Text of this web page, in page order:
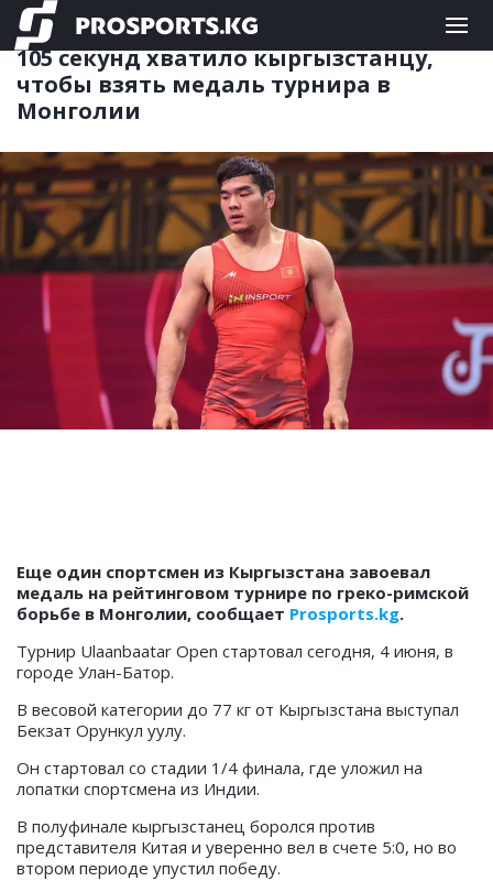
ЕДИНОБОРСТВА 06.06.2026 13:14
105 секунд хватило кыргызстанцу,
чтобы взять медаль турнира в
Монголии
Еще один спортсмен из Кыргызстана завоевал
медаль на рейтинговом турнире по греко-римской
борьбе в Монголии, сообщает Prosports.kg.
Турнир Ulaanbaatar Open стартовал сегодня, 4 июня, в
городе Улан-Батор.
В весовой категории до 77 кг от Кыргызстана выступал
Бекзат Орункул уулу.
Он стартовал со стадии 1/4 финала, где уложил на
лопатки спортсмена из Индии.
В полуфинале кыргызстанец боролся против
представителя Китая и уверенно вел в счете 5:0, но во
втором периоде упустил победу.